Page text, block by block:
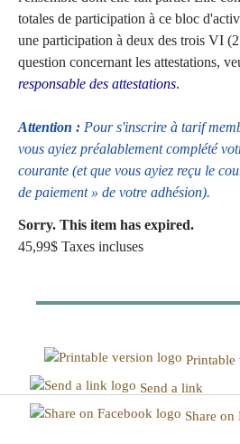
totales de participation à ce bloc
une participation à deux des trois VI
question concernant les attestations,
responsable des attestations.
Attention : Pour s'inscrire à tarif
vous ayiez préalablement complété
courante (et que vous ayiez reçu le
de paiement » de votre adhésion).
Sorry. This item has expired.
45,99$ Taxes incluses
Printable
Send a link
Share on